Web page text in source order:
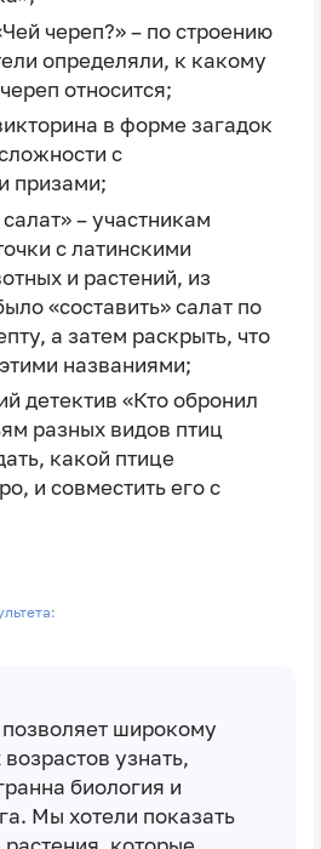
череп?» – по строению
определяли, к какому
относится;
в форме загадок
с
призами;
– участникам
с латинскими
и растений, из
«составить» салат по
а затем раскрыть, что
названиями;
детектив «Кто обронил
разных видов птиц
какой птице
и совместить его с
широкому
узнать,
биология и
Мы хотели показать